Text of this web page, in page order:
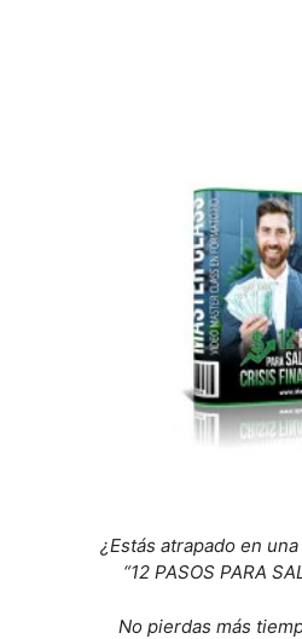
¿Estás atrapado en
“12 PASOS PARA
No pierdas más